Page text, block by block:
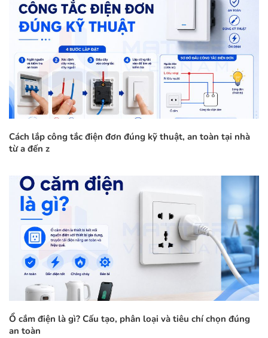
Cách lắp công tắc điện đơn đúng kỹ thuật, an toàn tại nhà
từ a đến z
Ổ cắm điện là gì? Cấu tạo, phân loại và tiêu chí chọn đúng
an toàn